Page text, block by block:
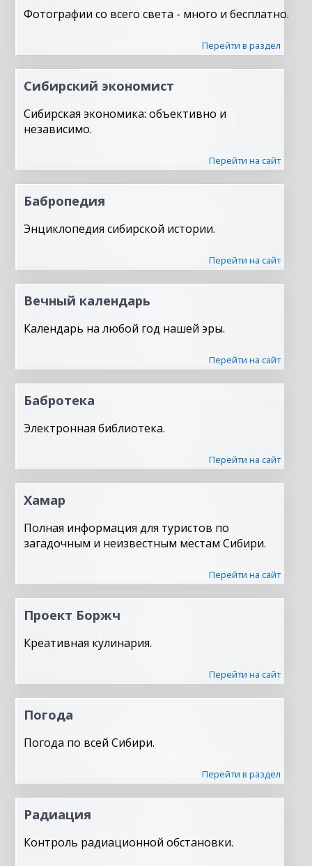
Фотографии со всего света - много и бесплатно.
Перейти в раздел
Сибирский экономист
Сибирская экономика: объективно и
независимо.
Перейти на сайт
Бабропедия
Энциклопедия сибирской истории.
Перейти на сайт
Вечный календарь
Календарь на любой год нашей эры.
Перейти на сайт
Бабротека
Электронная библиотека.
Перейти на сайт
Хамар
Полная информация для туристов по
загадочным и неизвестным местам Сибири.
Перейти на сайт
Проект Боржч
Креативная кулинария.
Перейти на сайт
Погода
Погода по всей Сибири.
Перейти в раздел
Радиация
Контроль радиационной обстановки.